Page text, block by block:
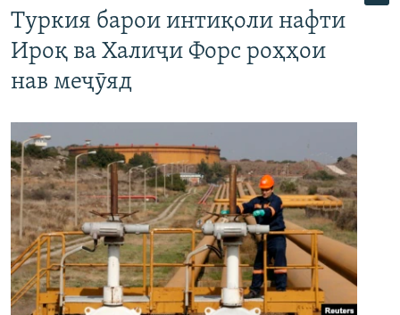
Туркия барои интиқоли нафти
Ироқ ва Халиҷи Форс роҳҳои
нав меҷӯяд